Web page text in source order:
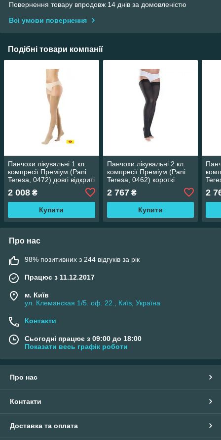
Повернення товару впродовж 14 днів за домовленістю
Всі умови повернення
Подібні товари компанії
Панчохи лікувальні 1 кл.
компресії Преміум (Pani
Teresa, 0472) довгі відкриті
2 008 ₴
Купити
Панчохи лікувальні 2 кл.
компресії Преміум (Pani
Teresa, 0462) короткі
2 767₴
Купити
2
Про нас
98% позитивних з 244 відгуків за рік
Працює з 11.12.2017
м. Київ
ул. Клеманская 1/5. оф. 22., Київ, Україна
Контакти
Сьогодні працює з 09:00 до 18:00
Показати весь графік роботи
Про нас
Контакти
Доставка та оплата